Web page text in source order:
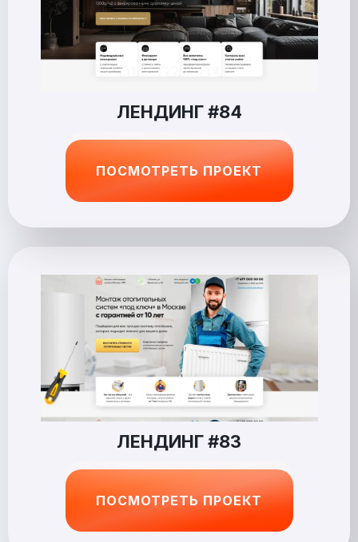
ЛЕНДИНГ #84
ПОСМОТРЕТЬ ПРОЕКТ
ЛЕНДИНГ #83
ПОСМОТРЕТЬ ПРОЕКТ